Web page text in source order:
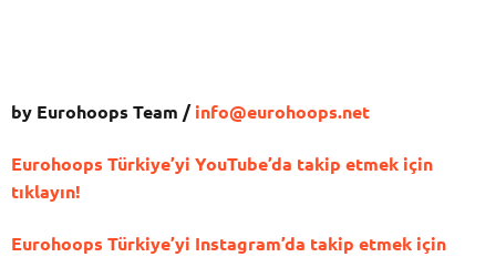
by Eurohoops Team /info@eurohoops.net
Eurohoops Türkiye’yi YouTube’da takip etmek için
tıklayın!
Eurohoops Türkiye’yi Instagram’da takip etmek için